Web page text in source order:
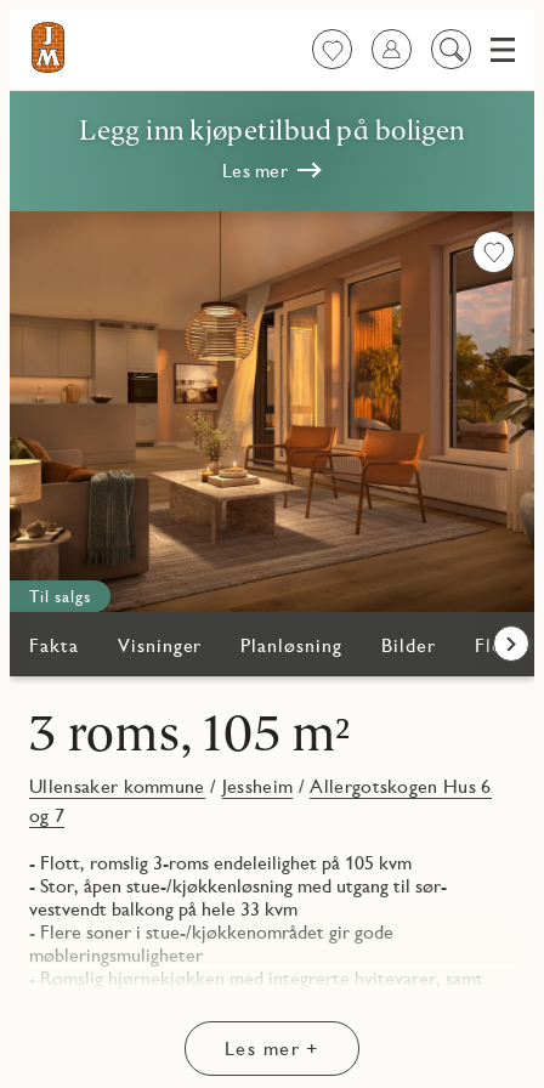
FavoritterLogg inn
Søk
Meny
Legg inn kjøpetilbud på boligen
Les mer
Til salgs
Fakta Visninger Planløsning Bilder Flere
3 roms, 105 m²
Ullensaker kommune / Jessheim /Allergotskogen Hus 6
og 7
- Flott, romslig 3-roms endeleilighet på 105 kvm
- Stor, åpen stue-/kjøkkenløsning med utgang til sør-
vestvendt balkong på hele 33 kvm
- Flere soner i stue-/kjøkkenområdet gir gode
møbleringsmuligheter
- Romslig hjørnekjøkken med integrerte hvitevarer, samt
- Stort hovedsoverom med god plass til dobbeltseng og
garderobe, samt walk-in-closet
- 2 stk delikate baderom, begge med dusj og downlights i
Les mer +